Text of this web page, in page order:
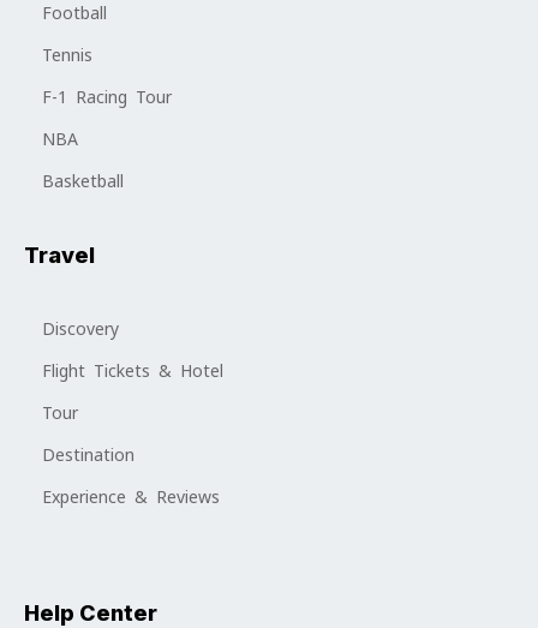
Football
Tennis
F-1 Racing Tour
NBA
Basketball
Travel
Discovery
Flight Tickets & Hotel
Tour
Destination
Experience & Reviews
Help Center